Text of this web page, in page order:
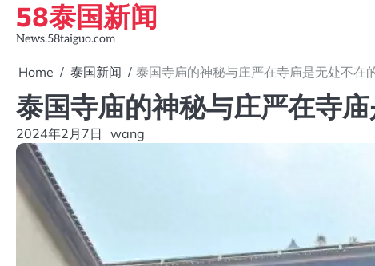
Skip
content
58泰国新闻
News.58taiguo.com
Home 泰国新闻 泰国寺庙的神秘与庄严在寺庙是无处不在
泰国寺庙的神秘与庄严在寺
2024年2月7日 wang